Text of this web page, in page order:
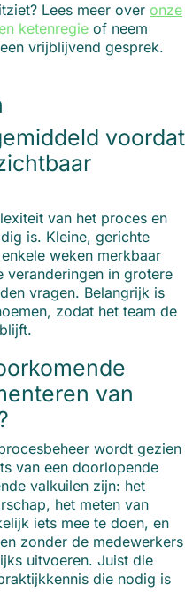
Lees meer over onze
ketenregie of neem
vrijblijvend gesprek.
voordat
van het proces en
is. Kleine, gerichte
weken merkbaar
veranderingen in grotere
vragen. Belangrijk is
zodat het team de
van
wordt gezien
van een doorlopende
valkuilen zijn: het
het meten van
iets mee te doen, en
zonder de medewerkers
uitvoeren. Juist die
die nodig is